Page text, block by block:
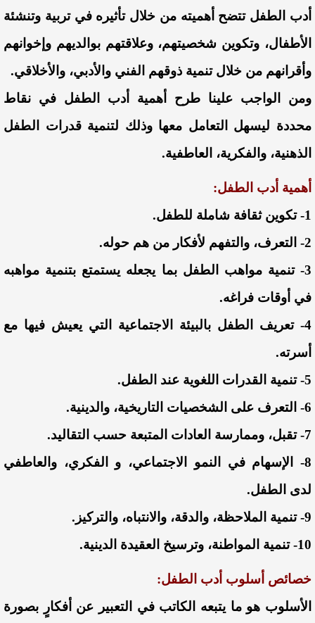
أدب الطفل تتضح أهميته من خلال تأثيره في تربية وتنشئة
الأطفال، وتكوين شخصيتهم، وعلاقتهم بوالديهم وإخوانهم
وأقرانهم من خلال تنمية ذوقهم الفني والأدبي، والأخلاقي.
ومن الواجب علينا طرح أهمية أدب الطفل في نقاط
محددة ليسهل التعامل معها وذلك لتنمية قدرات الطفل
الذهنية، والفكرية، العاطفية.
أهمية أدب الطفل:
1- تكوين ثقافة شاملة للطفل.
2- التعرف، والتفهم لأفكار من هم حوله.
3- تنمية مواهب الطفل بما يجعله يستمتع بتنمية مواهبه
في أوقات فراغه.
4- تعريف الطفل بالبيئة الاجتماعية التي يعيش فيها مع
أسرته.
5- تنمية القدرات اللغوية عند الطفل.
6- التعرف على الشخصيات التاريخية، والدينية.
7- تقبل، وممارسة العادات المتبعة حسب التقاليد.
8- الإسهام في النمو الاجتماعي، و الفكري، والعاطفي
لدى الطفل.
9- تنمية الملاحظة، والدقة، والانتباه، والتركيز.
10- تنمية المواطنة، وترسيخ العقيدة الدينية.
خصائص أسلوب أدب الطفل:
الأسلوب هو ما يتبعه الكاتب في التعبير عن أفكارٍ بصورة